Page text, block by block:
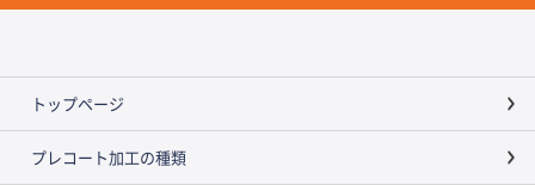
トップページ
プレコート加工の種類